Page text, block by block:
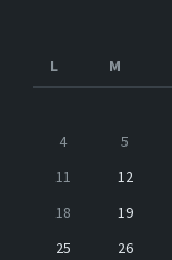
L
M
4
5
11
12
18
19
25
26